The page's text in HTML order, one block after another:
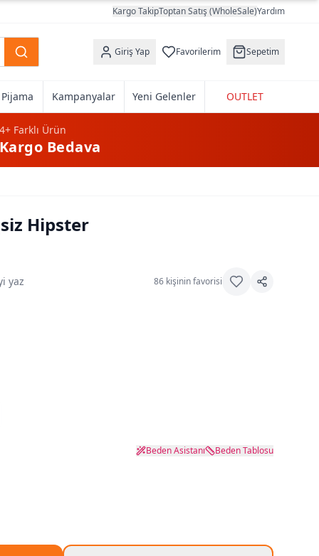
Kargo TakipToptan Satış (WholeSale)Yardım
Giriş Yap Favorilerim Sepetim
Pijama Kampanyalar Yeni Gelenler OUTLET
4+Farklı Ürün
Bedava
Hipster
yaz 86 kişinin favorisi
Beden Asistanı Beden Tablosu